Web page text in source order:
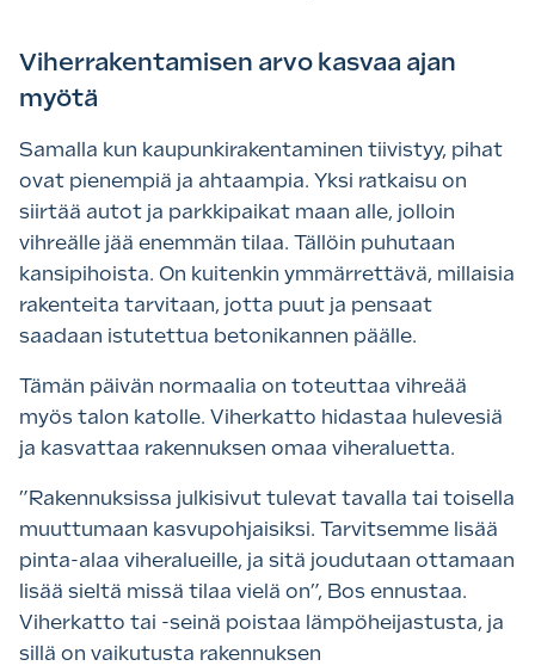
Viherrakentamisen arvo kasvaa ajan
myötä
Samalla kun kaupunkirakentaminen tiivistyy, pihat
ovat pienempiä ja ahtaampia. Yksi ratkaisu on
siirtää autot ja parkkipaikat maan alle, jolloin
vihreälle jää enemmän tilaa. Tällöin puhutaan
kansipihoista. On kuitenkin ymmärrettävä, millaisia
rakenteita tarvitaan, jotta puut ja pensaat
saadaan istutettua betonikannen päälle.
Tämän päivän normaalia on toteuttaa vihreää
myös talon katolle. Viherkatto hidastaa hulevesiä
ja kasvattaa rakennuksen omaa viheraluetta.
”Rakennuksissa julkisivut tulevat tavalla tai toisella
muuttumaan kasvupohjaisiksi. Tarvitsemme lisää
pinta-alaa viheralueille, ja sitä joudutaan ottamaan
lisää sieltä missä tilaa vielä on”, Bos ennustaa.
Viherkatto tai -seinä poistaa lämpöheijastusta, ja
sillä on vaikutusta rakennuksen